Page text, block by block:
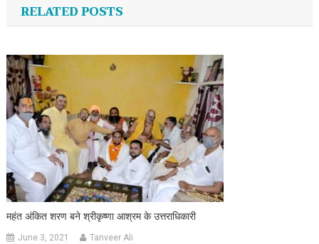
RELATED POSTS
महंत अंकित शरण बने श्रीकृष्णा आश्रम के उत्तराधिकारी
June 3, 2021 Tanveer Ali